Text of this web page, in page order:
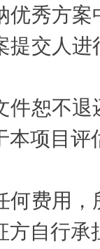
优秀方
提交人
件恕不
本项目评
何费用
方自行承